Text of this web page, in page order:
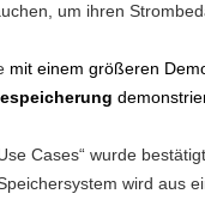
um ihren
mit einem größeren
Cases“ wurde
wird aus